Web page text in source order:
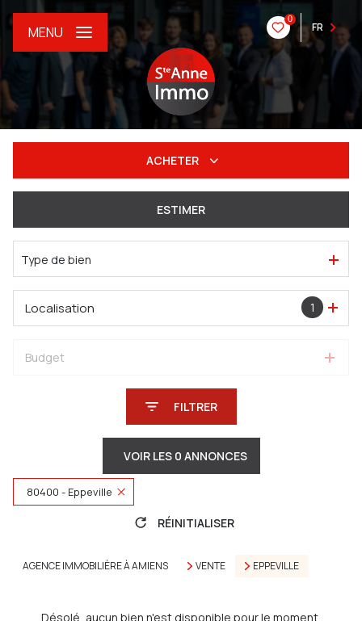
0
FR
MENU
ACHETER
Du neuf
De l'immo pro
ESTIMER
Type de bien
1
Localisation
Budget
FILTRER
VOIR LES 0 ANNONCES
80400 - Eppeville
RÉINITIALISER
AGENCE IMMOBILIÈRE À AMIENS VENTE EPPEVILLE
Désolé, aucun bien n'est disponible pour le moment.